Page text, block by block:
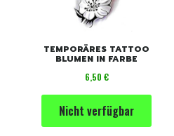
TEMPORÄRES TATTOO
BLUMEN IN FARBE
Preis
6,50 €
Nicht verfügbar